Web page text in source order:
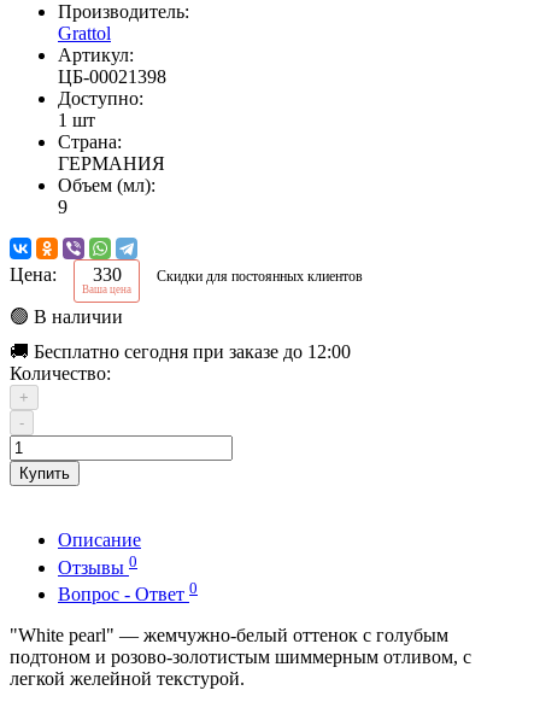
Производитель:
Grattol
Артикул:
ЦБ-00021398
Доступно:
1 шт
Страна:
ГЕРМАНИЯ
Объем (мл):
9
Цена: 330
Ваша цена
Скидки для постоянных клиентов
🟢 В наличии
🚚 Бесплатно сегодня при заказе до 12:00
Количество:
+
-
Купить
Описание
Отзывы 0
Вопрос - Ответ 0
"White pearl" — жемчужно-белый оттенок с голубым
подтоном и розово-золотистым шиммерным отливом, с
легкой желейной текстурой.